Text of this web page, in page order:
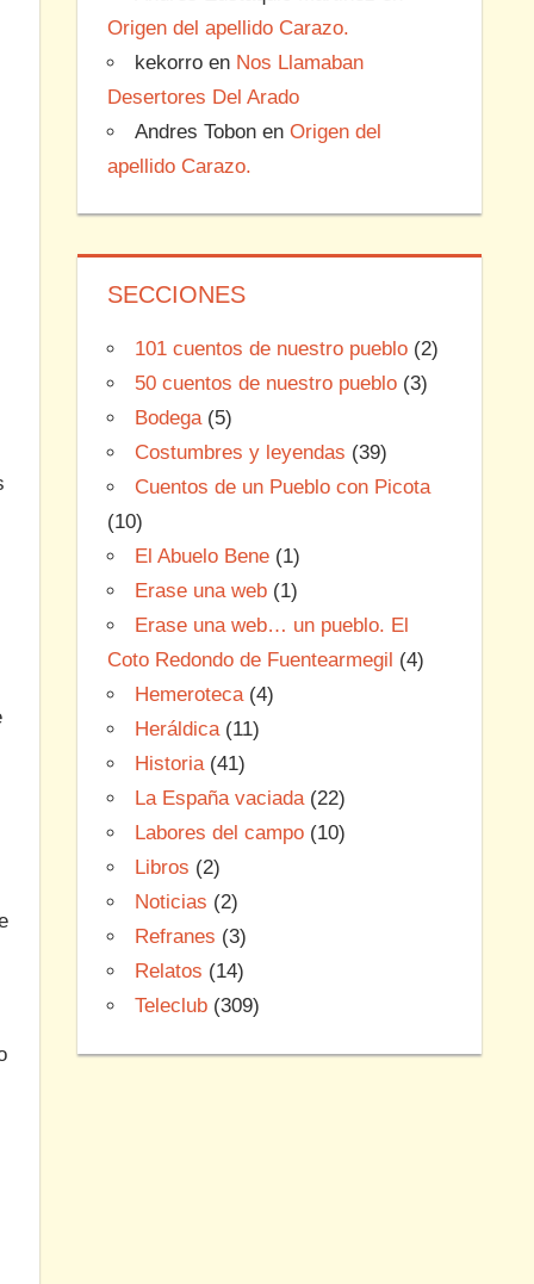
Origen del apellido Carazo.
kekorro en Nos Llamaban
Desertores Del Arado
Andres Tobon enOrigen del
apellido Carazo.
SECCIONES
101 cuentos de nuestro pueblo (2)
50 cuentos de nuestro pueblo (3)
Bodega(5)
Costumbres y leyendas (39)
Cuentos de un Pueblo con Picota
(10)
El Abuelo Bene (1)
Erase una web (1)
Erase una web… un pueblo. El
Coto Redondo de Fuentearmegil (4)
Hemeroteca(4)
Heráldica(11)
Historia(41)
La España vaciada(22)
Labores del campo (10)
Libros (2)
Noticias (2)
Refranes (3)
Relatos (14)
Teleclub (309)